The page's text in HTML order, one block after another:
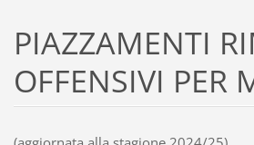
PIAZZAMENTI
OFFENSIVI PER